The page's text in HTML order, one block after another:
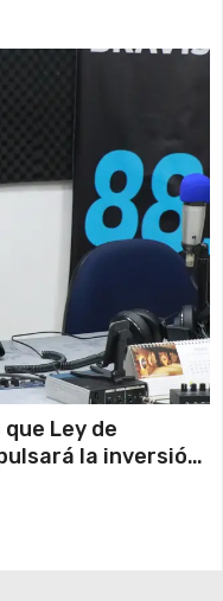
Ley de
la inversión